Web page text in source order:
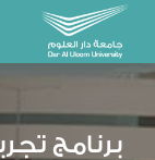
برنامج